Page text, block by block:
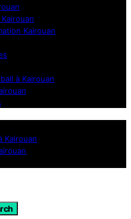
Kairouan
à Kairouan
Kairouan